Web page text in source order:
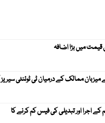
کپ 2027 کے میزبان ممالک کے درمیان ٹی ٹوئنٹی
اجرا اور تبدیلی کی فیس کم کرنے کا